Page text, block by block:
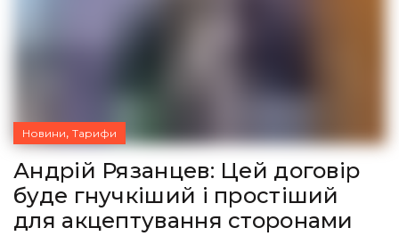
Новини, Тарифи
Андрій Рязанцев: Цей договір
буде гнучкіший і простіший
для акцептування сторонами